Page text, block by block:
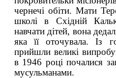
чернечі обіти. Мати
школі в Східній
навчати дітей, вона
яка її оточувала. Із
прийшли великі
в 1946 році почалися
мусульманами.